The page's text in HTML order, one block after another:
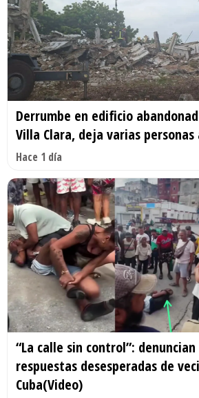
Derrumbe en edificio
Villa Clara, deja varias
Hace 1 día
“La calle sin control”:
respuestas desesperadas de
Cuba(Video)